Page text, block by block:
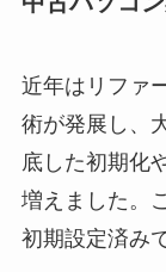
近年はリファ
術が発展し、
底した初期化
増えました。
初期設定済み